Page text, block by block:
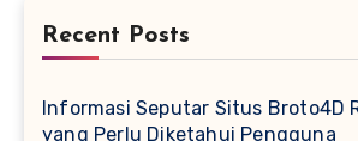
Recent Posts
Informasi Seputar Situs Broto4D
yang Perlu Diketahui Pengguna